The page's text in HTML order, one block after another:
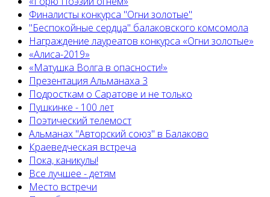
Финалисты конкурса "Огни золотые"
"Беспокойные сердца" балаковского комсомола
Награждение лауреатов конкурса «Огни золотые»
«Алиса-2019»
«Матушка Волга в опасности!»
Презентация Альманаха 3
Подросткам о Саратове и не только
Пушкинке - 100 лет
Поэтический телемост
Альманах "Авторский союз" в Балаково
Краеведческая встреча
Пока, каникулы!
Все лучшее - детям
Место встречи